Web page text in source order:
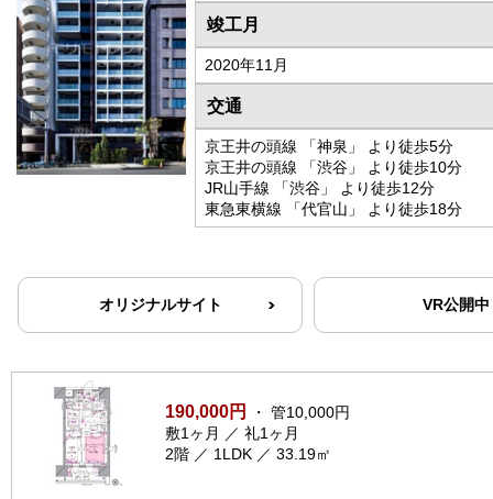
竣工月
2020年11月
交通
京王井の頭線 「神泉」 より徒歩5分
京王井の頭線 「渋谷」 より徒歩10分
JR山手線 「渋谷」 より徒歩12分
東急東横線 「代官山」 より徒歩18分
オリジナルサイト VR公開中
190,000円
・ 管10,000円
敷1ヶ月 ／ 礼1ヶ月
2階 ／ 1LDK ／ 33.19㎡